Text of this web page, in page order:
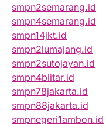
smpn2semarang.id
smpn4semarang.id
smpn14jkt.id
smpn2lumajang.id
smpn2sutojayan.id
smpn4blitar.id
smpn78jakarta.id
smpn88jakarta.id
smpnegeri1ambon.id